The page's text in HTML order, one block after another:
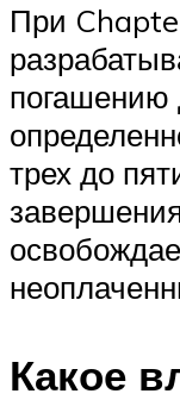
При
погашению
трех до
Какое